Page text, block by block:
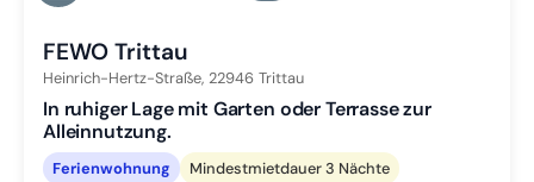
Zu Slide 6 wechseln
FEWO Trittau
Heinrich-Hertz-Straße, 22946 Trittau
In ruhiger Lage mit Garten oder Terrasse zur
Alleinnutzung.
Ferienwohnung
Mindestmietdauer 3 Nächte